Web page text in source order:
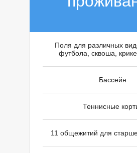
П
Поля для различных
футбола, сквоша,
Бассейн
Теннисные
11 общежитий для